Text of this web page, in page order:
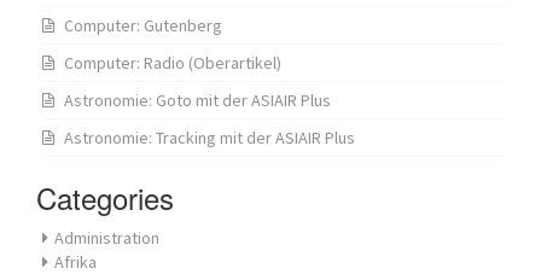
Computer: Gutenberg
Computer: Radio (Oberartikel)
Astronomie: Goto mit der ASIAIR Plus
Astronomie: Tracking mit der ASIAIR Plus
Categories
Administration
Afrika